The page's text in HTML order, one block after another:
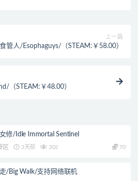
上一篇
食管人/Esophaguys/（STEAM:￥58.00）
（STEAM:￥48.00）
修/Idle Immortal Sentinel
区 3天前 302 70
/Big Walk/支持网络联机